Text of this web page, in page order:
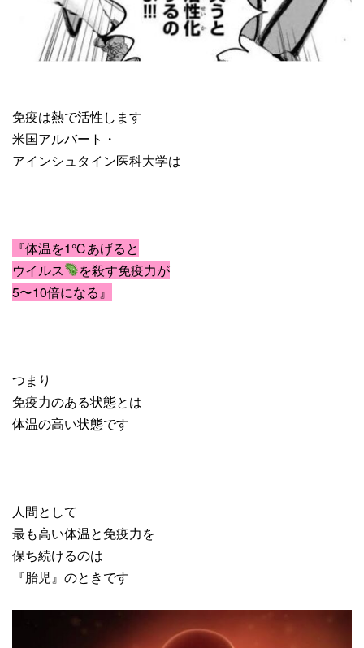
免疫は熱で活性します
米国アルバート・
アインシュタイン医科大学は
『体温を1℃あげると
ウイルス
を殺す免疫力が
5〜10倍になる』
つまり
免疫力のある状態とは
体温の高い状態です
人間として
最も高い体温と免疫力を
保ち続けるのは
『胎児』のときです